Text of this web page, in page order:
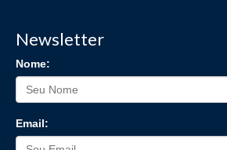
Newsletter
Nome:
Email: